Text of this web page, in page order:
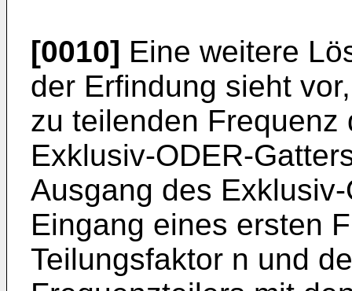
[0010] Eine weitere
der Erfindung sieht
zu teilenden
Exklusiv-ODER-
Ausgang des
Eingang eines ersten
Teilungsfaktor n und